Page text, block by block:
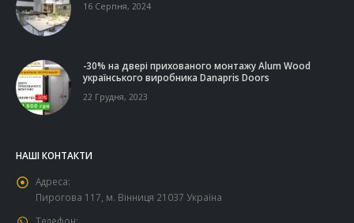
16 Серпня, 2024
-30% на двері прихованого монтажу Alum Wood
українського виробника Danapris Doors
22 Грудня, 2023
НАШІ КОНТАКТИ
Адреса:
Пирогова 117, м. Вінниця 21037 Україна